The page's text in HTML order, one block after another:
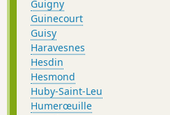
Guigny
Guinecourt
Guisy
Haravesnes
Hesdin
Hesmond
Huby-Saint-Leu
Humerœuille